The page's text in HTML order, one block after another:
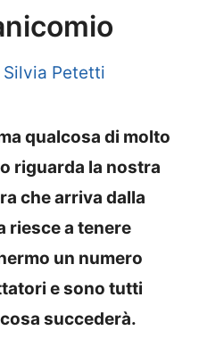
Silvia Petetti
qualcosa di molto
riguarda la nostra
che arriva dalla
riesce a tenere
un numero
e sono tutti
succederà.